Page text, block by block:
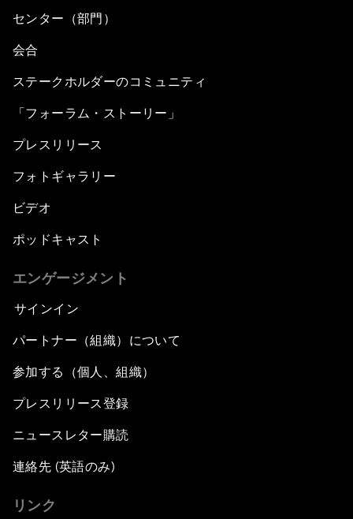
センター（部門）
会合
ステークホルダーのコミュニティ
「フォーラム・ストーリー」
プレスリリース
フォトギャラリー
ビデオ
ポッドキャスト
エンゲージメント
サインイン
パートナー（組織）について
参加する（個人、組織）
プレスリリース登録
ニュースレター購読
連絡先 (英語のみ)
リンク